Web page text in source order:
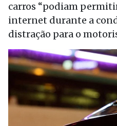
carros “podiam
internet durante a
distração para o